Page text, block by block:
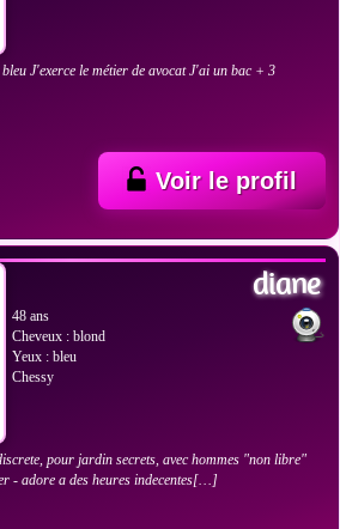
J'exerce le métier de avocat J'ai un bac + 3
Voir le profil
diane
48 ans
Cheveux : blond
Yeux : bleu
Chessy
pour jardin secrets, avec hommes "non libre"
- adore a des heures indecentes[…]